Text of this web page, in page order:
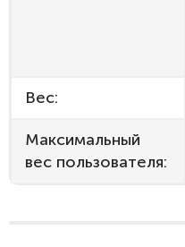
Вес:
Максимальный
вес пользователя: